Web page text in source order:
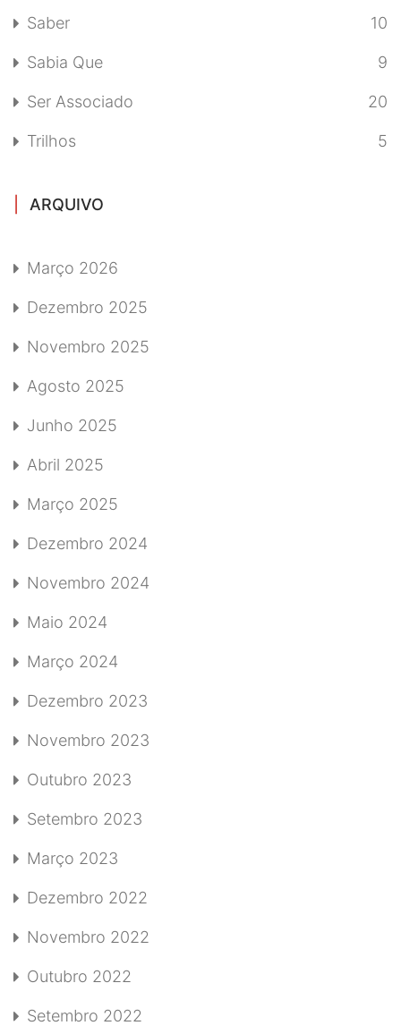
Saber 10
Sabia Que 9
Ser Associado 20
Trilhos 5
ARQUIVO
Março 2026
Dezembro 2025
Novembro 2025
Agosto 2025
Junho 2025
Abril 2025
Março 2025
Dezembro 2024
Novembro 2024
Maio 2024
Março 2024
Dezembro 2023
Novembro 2023
Outubro 2023
Setembro 2023
Março 2023
Dezembro 2022
Novembro 2022
Outubro 2022
Setembro 2022